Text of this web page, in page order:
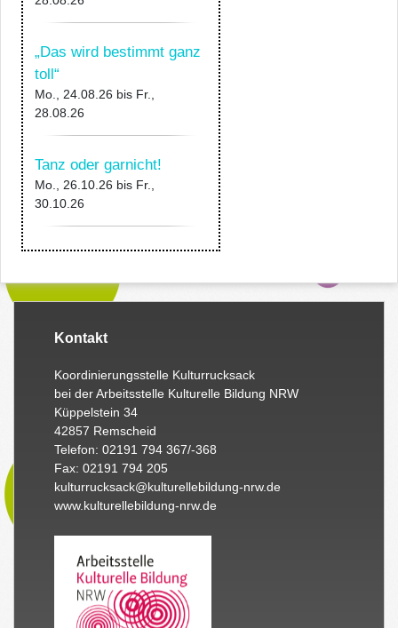
„Das wird bestimmt ganz
toll“
Mo., 24.08.26 bis Fr.,
28.08.26
Tanz oder garnicht!
Mo., 26.10.26 bis Fr.,
30.10.26
Kontakt
Koordinierungsstelle Kulturrucksack
bei der Arbeitsstelle Kulturelle Bildung NRW
Küppelstein 34
42857 Remscheid
Telefon: 02191 794 367/-368
Fax: 02191 794 205
kulturrucksack@kulturellebildung-nrw.de
www.kulturellebildung-nrw.de